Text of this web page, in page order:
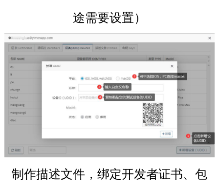
途需要设置）
制作描述文件，绑定开发者证书、包